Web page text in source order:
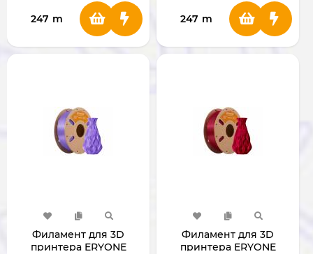
247 m 247 m
Филамент для 3D
принтера ERYONE
Филамент для 3D
принтера ERYONE